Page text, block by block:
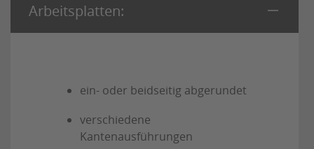
Arbeitsplatten:
ein- oder beidseitig abgerundet
verschiedene
Kantenausführungen